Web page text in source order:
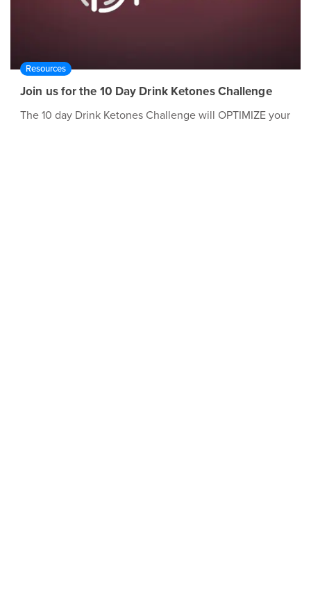
Resources
Join us for the 10 Day Drink Ketones Challenge
The 10 day Drink Ketones Challenge will OPTIMIZE your